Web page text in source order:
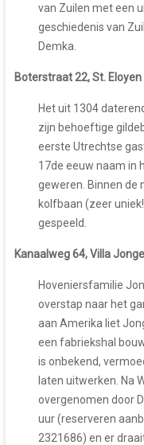
van Zuilen met een
geschiedenis van
Demka.
Boterstraat 22, St. Eloyen
Het uit 1304
zijn behoeftige
eerste Utrechtse
17de eeuw naam in
geweren. Binnen de
kolfbaan (zeer
gespeeld.
Kanaalweg 64, Villa
Hoveniersfamilie
overstap naar het
aan Amerika liet
een fabriekshal
is onbekend,
laten uitwerken. Na
overgenomen door
uur (reserveren
2321686) en er